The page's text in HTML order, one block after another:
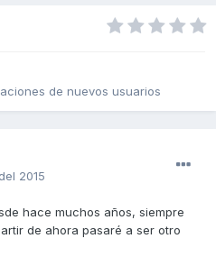
de nuevos usuarios
2015
hace muchos años, siempre
de ahora pasaré a ser otro